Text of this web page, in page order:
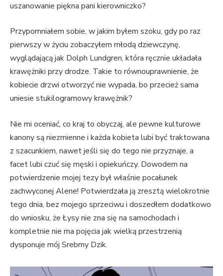
uszanowanie piękna pani kierowniczko?
Przypomniałem sobie, w jakim byłem szoku, gdy po raz
pierwszy w życiu zobaczyłem młodą dziewczynę,
wyglądającą jak Dolph Lundgren, która ręcznie układała
krawężniki przy drodze. Takie to równouprawnienie, że
kobiecie drzwi otworzyć nie wypada, bo przecież sama
uniesie stukilogramowy krawężnik?
Nie mi oceniać, co kraj to obyczaj, ale pewne kulturowe
kanony są niezmienne i każda kobieta lubi być traktowana
z szacunkiem, nawet jeśli się do tego nie przyznaje, a
facet lubi czuć się męski i opiekuńczy. Dowodem na
potwierdzenie mojej tezy był właśnie pocałunek
zachwyconej Alene! Potwierdzała ją zresztą wielokrotnie
tego dnia, bez mojego sprzeciwu i doszedłem dodatkowo
do wniosku, że Łysy nie zna się na samochodach i
kompletnie nie ma pojęcia jak wielką przestrzenią
dysponuje mój Srebrny Dzik.